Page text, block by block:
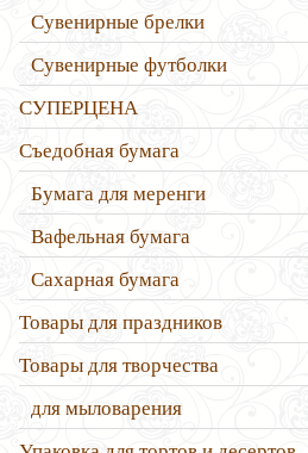
Сувенирные брелки
Сувенирные футболки
СУПЕРЦЕНА
Съедобная бумага
Бумага для меренги
Вафельная бумага
Сахарная бумага
Товары для праздников
Товары для творчества
для мыловарения